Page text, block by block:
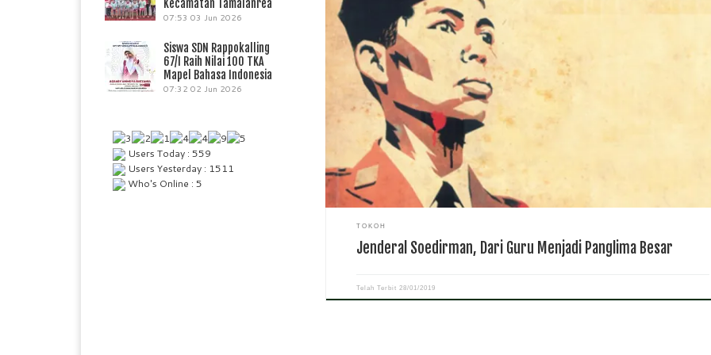
reportasependidikan.com – Berbicara mengenai Tentara Nasional Indonesia yang
berulang tahun hari ini, sulit kiranya memisahkan dari sosok Jenderal Soedirman.
Dialah Panglima TNI pertama. Soedirman terpilih karena terkenal sebagai komandan
tentara yang bijak dan bersikap kebapakan. Sikap ini sudah ditunjukkan jauh sebelum
TOKOH
Jenderal Soedirman, Dari Guru Menjadi Panglima Besar
Telah Terbit 28/01/2019
Kecamatan Tamalanrea
07:53 03 Jun 2026
Siswa SDN Rappokalling
67/I Raih Nilai 100 TKA
Mapel Bahasa Indonesia
07:32 02 Jun 2026
Users Today : 559
Users Yesterday : 1511
Who's Online : 5